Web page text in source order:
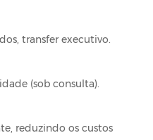
transfer executivo.
(sob consulta).
reduzindo os custos